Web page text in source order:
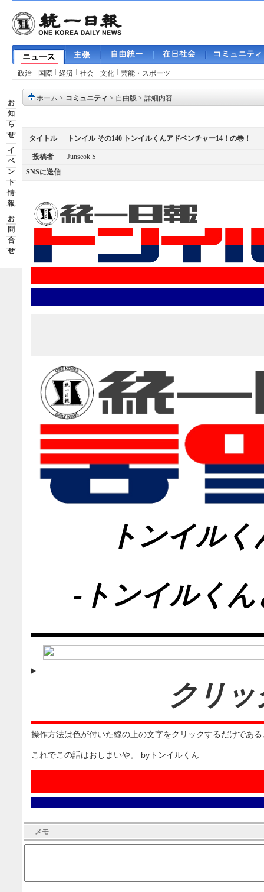
政治 国際 経済 社会 文化 芸能・スポーツ
お
知
ら
せ
イ
ベ
ン
ト
情
報
お
問
合
せ
ホーム > コミュニティ > 自由版 > 詳細内容
タイトル トンイル その140 トンイルくんアドベンチャー14！の巻！
投稿者
Junseok S
SNSに送信
トンイル
-トンイルく
クリ
操作方法は色が付いた線の上の文字をクリックするだけであ
これでこの話はおしまいや。 byトンイルくん
メモ